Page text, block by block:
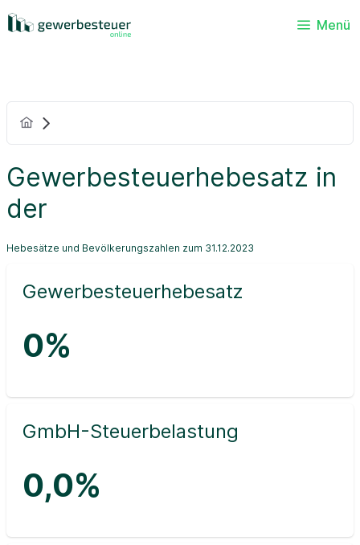
Menü
Gewerbesteuerhebesatz in
der
Hebesätze und Bevölkerungszahlen zum 31.12.2023
Gewerbesteuerhebesatz
0%
GmbH-Steuerbelastung
0,0%